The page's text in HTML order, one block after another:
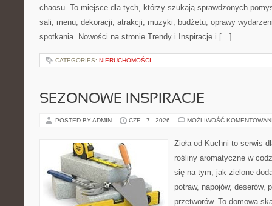
chaosu. To miejsce dla tych, którzy szukają sprawdzonych
sali, menu, dekoracji, atrakcji, muzyki, budżetu, oprawy
spotkania. Nowości na stronie Trendy i Inspiracje i […]
CATEGORIES: NIERUCHOMOŚCI
SEZONOWE INSPIRACJE
POSTED BY ADMIN CZE - 7 - 2026 MOŻLIWOŚĆ
Zioła od Kuchni to serwis
rośliny aromatyczne w
się na tym, jak zielone
potraw, napojów, deserów,
przetworów. To domowa